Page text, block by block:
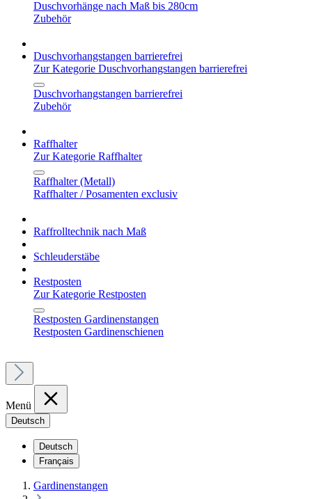
Duschvorhänge nach Maß bis 280cm
Zubehör
Duschvorhangstangen barrierefrei
Zur Kategorie Duschvorhangstangen barrierefrei
Duschvorhangstangen barrierefrei
Zubehör
Raffhalter
Zur Kategorie Raffhalter
Raffhalter (Metall)
Raffhalter / Posamenten exclusiv
Raffrolltechnik nach Maß
Schleuderstäbe
Restposten
Zur Kategorie Restposten
Restposten Gardinenstangen
Restposten Gardinenschienen
Menü
Deutsch
Deutsch
Français
Gardinenstangen